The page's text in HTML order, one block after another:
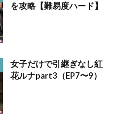
を攻略【難易度ハード】
女子だけで引継ぎなし紅
花ルナpart3（EP7〜9）